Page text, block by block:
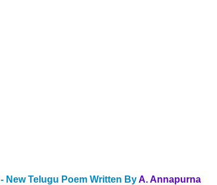
- New Telugu Poem Written By A. Annapurna